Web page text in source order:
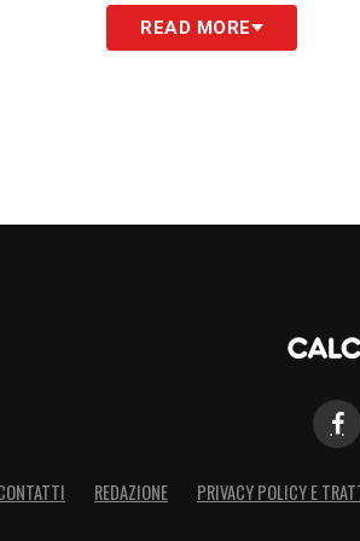
TOP NEWS
READ MORE
REDAZIONE PRIVACY POLICY E